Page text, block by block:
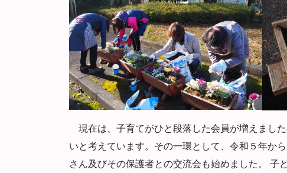
現在は、子育てがひと段落した会員が増えまし
いと考えています。その一環として、令和５年か
さん及びその保護者との交流会も始めました。 子